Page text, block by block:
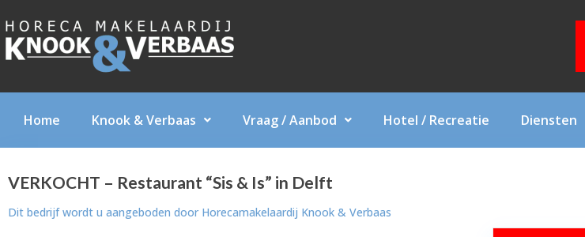
Home Knook & Verbaas Vraag / Aanbod Hotel / Recreatie Diensten
VERKOCHT – Restaurant “Sis & Is” in Delft
Dit bedrijf wordt u aangeboden door Horecamakelaardij Knook & Verbaas